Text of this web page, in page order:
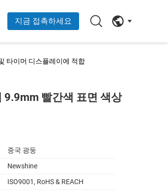
지금 접촉하세요
타이머 디스플레이에 적합
9.9mm 빨간색 표면 색상
중국 광둥
Newshine
ISO9001, RoHS & REACH